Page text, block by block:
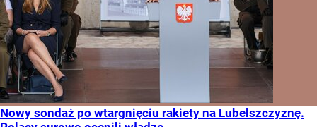
Nowy sondaż po wtargnięciu rakiety na Lubelszczyznę.